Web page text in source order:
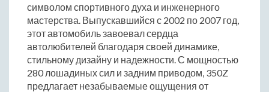
символом спортивного духа и инженерного
мастерства. Выпускавшийся с 2002 по 2007 год,
этот автомобиль завоевал сердца
автолюбителей благодаря своей динамике,
стильному дизайну и надежности. С мощностью
280 лошадиных сил и задним приводом, 350Z
предлагает незабываемые ощущения от